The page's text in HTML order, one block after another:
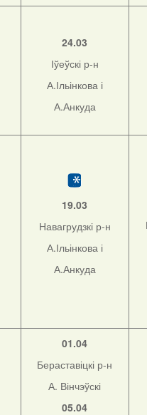
24.03
Іўеўскі р-н
А.Ільінкова і
А.Анкуда
19.03
Навагрудзкі р-н
А.Ільінкова і
А.Анкуда
01.04
Бераставіцкі р-н
А. Вінчэўскі
05.04